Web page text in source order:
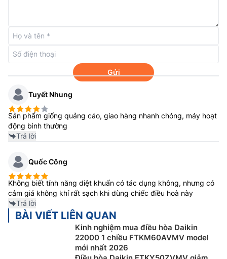
Điều khiển luồng gió thông minh
Với cửa gió lơn,điều hòa Đaikin 18000btu1 chiều
FTF50XV1V/RF50XV1V giúp bạn tận hưởng cảm giác
mát lạnh tức thì ngay khi nhấn nút mở máy trên điều
khiển. Bên cạnh đó, người dùng có thể dễ dàng thay
đổi hướng gió theo các hướng mong muốn bằng nút
Swing trên điều khiển từ xa.
Gửi
Tuyết Nhung
Sản phẩm giống quảng cáo, giao hàng nhanh chóng, máy hoạt
động bình thường
Trả lời
Quốc Công
Không biết tính năng diệt khuẩn có tác dụng không, nhưng có
cảm giá không khí rất sạch khi dùng chiếc điều hoà này
Trả lời
BÀI VIẾT LIÊN QUAN
Kinh nghiệm mua điều hòa Daikin
22000 1 chiều FTKM60AVMV model
mới nhất 2026